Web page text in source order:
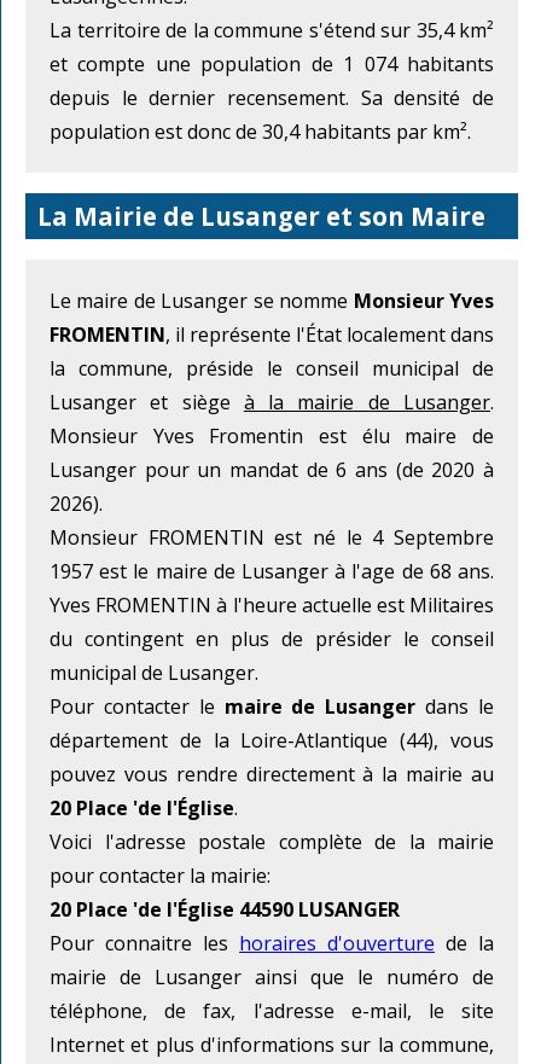
La territoire de la commune s'étend sur 35,4 km²
et compte une population de 1 074 habitants
depuis le dernier recensement. Sa densité de
population est donc de 30,4 habitants par km².
La Mairie de Lusanger et son Maire
Le maire de Lusanger se nomme Monsieur Yves
FROMENTIN, il représente l'État localement dans
la commune, préside le conseil municipal de
Lusanger et siège à la mairie de Lusanger.
Monsieur Yves Fromentin est élu maire de
Lusanger pour un mandat de 6 ans (de 2020 à
2026).
Monsieur FROMENTIN est né le 4 Septembre
1957 est le maire de Lusanger à l'age de 68 ans.
Yves FROMENTIN à l'heure actuelle est Militaires
du contingent en plus de présider le conseil
municipal de Lusanger.
Pour contacter le maire de Lusanger dans le
département de la Loire-Atlantique (44), vous
pouvez vous rendre directement à la mairie au
20 Place 'de l'Église.
Voici l'adresse postale complète de la mairie
pour contacter la mairie:
20 Place 'de l'Église 44590 LUSANGER
Pour connaitre les horaires d'ouverture de la
mairie de Lusanger ainsi que le numéro de
téléphone, de fax, l'adresse e-mail, le site
Internet et plus d'informations sur la commune,